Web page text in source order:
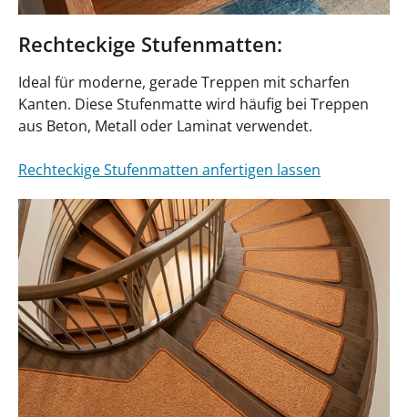
Rechteckige Stufenmatten:
Ideal für moderne, gerade Treppen mit scharfen
Kanten. Diese Stufenmatte wird häufig bei Treppen
aus Beton, Metall oder Laminat verwendet.
Rechteckige Stufenmatten anfertigen lassen